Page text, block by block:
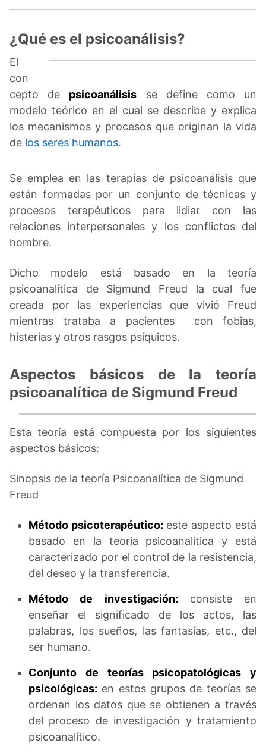
¿Qué es el psicoanálisis?
El
con
cepto de psicoanálisis se define como un
modelo teórico en el cual se describe y explica
los mecanismos y procesos que originan la vida
de los seres humanos.
Se emplea en las terapias de psicoanálisis que
están formadas por un conjunto de técnicas y
procesos terapéuticos para lidiar con las
relaciones interpersonales y los conflictos del
hombre.
Dicho modelo está basado en la teoría
psicoanalítica de Sigmund Freud la cual fue
creada por las experiencias que vivió Freud
mientras trataba a pacientes con fobias,
histerias y otros rasgos psíquicos.
Aspectos básicos de la teoría
psicoanalítica de Sigmund Freud
Esta teoría está compuesta por los siguientes
aspectos básicos:
Sinopsis de la teoría Psicoanalítica de Sigmund
Freud
Método psicoterapéutico: este aspecto está
basado en la teoría psicoanalítica y está
caracterizado por el control de la resistencia,
del deseo y la transferencia.
Método de investigación: consiste en
enseñar el significado de los actos, las
palabras, los sueños, las fantasías, etc., del
ser humano.
Conjunto de teorías psicopatológicas y
psicológicas: en estos grupos de teorías se
ordenan los datos que se obtienen a través
del proceso de investigación y tratamiento
psicoanalítico.